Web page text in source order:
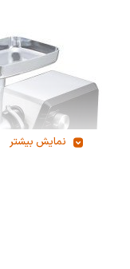
نمایش بیشتر